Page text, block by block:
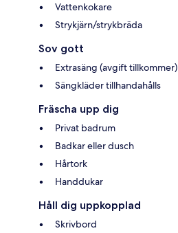
Vattenkokare
Strykjärn/strykbräda
Sov gott
Extrasäng (avgift tillkommer)
Sängkläder tillhandahålls
Fräscha upp dig
Privat badrum
Badkar eller dusch
Hårtork
Handdukar
Håll dig uppkopplad
Skrivbord